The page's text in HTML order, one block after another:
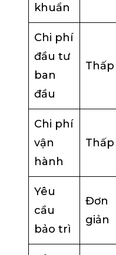
khuẩn
Chi phí
đầu tư
ban
đầu
Thấp
Chi phí
vận
hành
Thấp
Yêu
cầu
bảo trì
Đơn
giản